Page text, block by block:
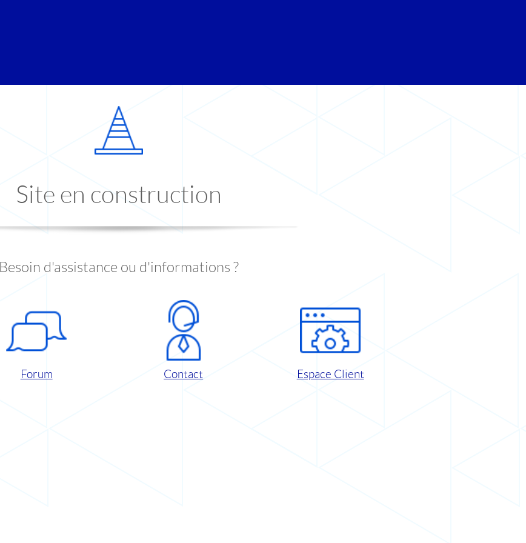
Site en construction
Besoin d'assistance ou d'informations ?
Forum Contact Espace Client